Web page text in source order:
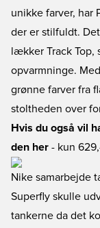
unikke farver, har
der er stilfuldt.
lækker Track Top,
opvarmninge.
grønne farver fra
stoltheden over
Hvis du også vil
den her - kun
Nike samarbejde
Superfly skulle
tankerne da det